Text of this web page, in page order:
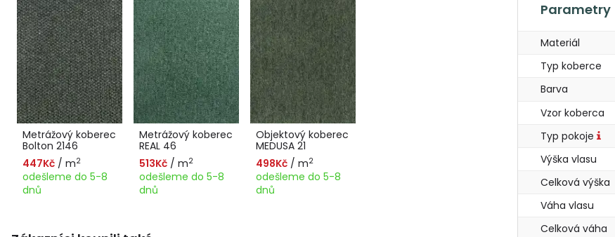
Metrážový koberec
Bolton 2146
447Kč / m2
odešleme do 5-8
dnů
Metrážový koberec
REAL 46
513Kč / m2
odešleme do 5-8
dnů
Objektový koberec
MEDUSA 21
498Kč / m2
odešleme do 5-8
dnů
Parametry
Materiál
Typ koberce
Barva
Vzor koberca
Typ pokoje
Výška vlasu
Celková výška
Váha vlasu
Celková váha